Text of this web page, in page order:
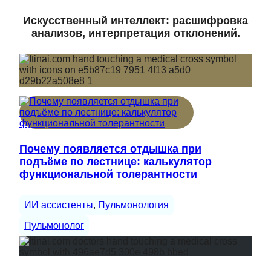
Искусственный интеллект: расшифровка
анализов, интерпретация отклонений.
Почему появляется отдышка при
подъёме по лестнице: калькулятор
функциональной толерантности
ИИ ассистенты, Пульмонология
Пульмонолог